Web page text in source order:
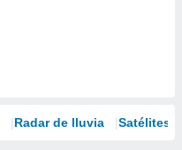
Radar de lluvia Satélites